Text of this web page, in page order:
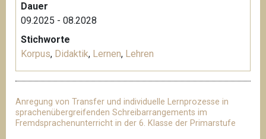
Dauer
09.2025 - 08.2028
Stichworte
Korpus, Didaktik, Lernen, Lehren
Anregung von Transfer und individuelle Lernprozesse in
sprachenübergreifenden Schreibarrangements im
Fremdsprachenunterricht in der 6. Klasse der Primarstufe